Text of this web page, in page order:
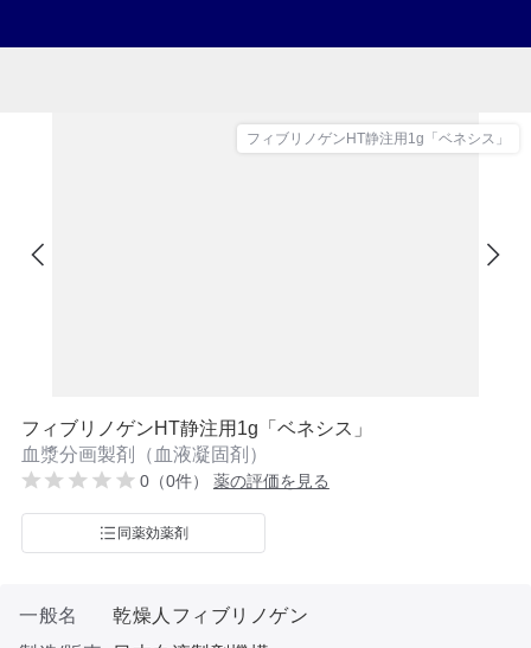
フィブリノゲンHT静注用1g「ベネシス」
フィブリノゲンHT静注用1g「ベネシス」
血漿分画製剤（血液凝固剤）
0（0件） 薬の評価を見る
同薬効薬剤
一般名
乾燥人フィブリノゲン